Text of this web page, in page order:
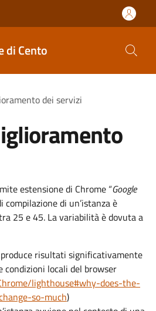
di Cento
dei servizi
estensione di Chrome “Google
compilazione di un’istanza è
25 e 45. La variabilità è dovuta a
risultati significativamente
locali del browser
lighthouse#why-does-the-
so-much)